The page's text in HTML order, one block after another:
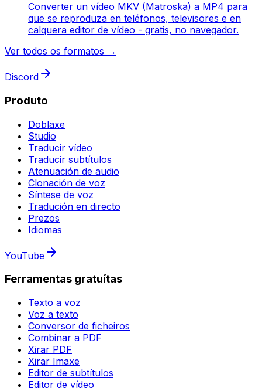
Converter un vídeo MKV (Matroska) a MP4 para
que se reproduza en teléfonos, televisores e en
calquera editor de vídeo - gratis, no navegador.
Ver todos os formatos →
Discord
Produto
Doblaxe
Studio
Traducir vídeo
Traducir subtítulos
Atenuación de audio
Clonación de voz
Síntese de voz
Tradución en directo
Prezos
Idiomas
YouTube
Ferramentas gratuítas
Texto a voz
Voz a texto
Conversor de ficheiros
Combinar a PDF
Xirar PDF
Xirar Imaxe
Editor de subtítulos
Editor de vídeo